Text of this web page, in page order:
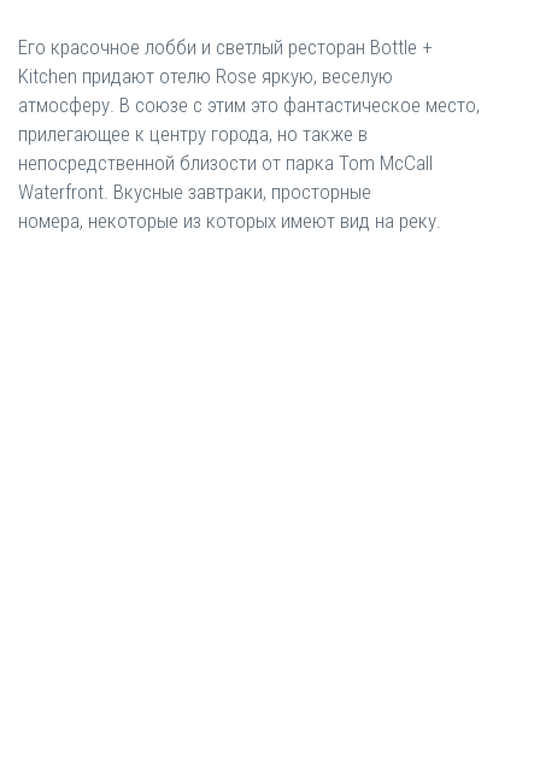
Его красочное лобби и светлый ресторан Bottle +
Kitchen придают отелю Rose яркую, веселую
атмосферу. В союзе с этим это фантастическое место,
прилегающее к центру города, но также в
непосредственной близости от парка Tom McCall
Waterfront. Вкусные завтраки, просторные
номера, некоторые из которых имеют вид на реку.